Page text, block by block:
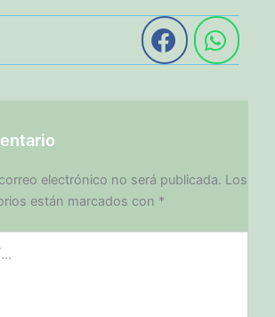
electrónico no será publicada. Los
están marcados con *